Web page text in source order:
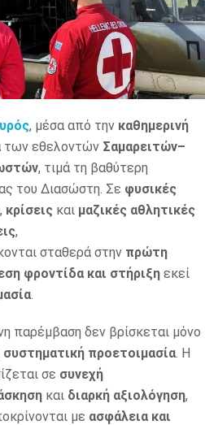
, μέσα από την καθημερινή
των εθελοντών Σαμαρειτών–
, τιμά τη βαθύτερη
του Διασώστη. Σε φυσικές
, κρίσεις και μαζικές αθλητικές
,
σταθερά στην πρώτη
φροντίδα και στήριξη εκεί
.
παρέμβαση δεν βρίσκεται μόνο
συστηματική προετοιμασία. Η
σε συνεχή
και διαρκή αξιολόγηση,
με ασφάλεια και